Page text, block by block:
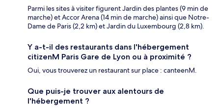
Parmi les sites à visiter figurent Jardin des plantes (9 min de
marche) et Accor Arena (14 min de marche) ainsi que Notre-
Dame de Paris (2,2 km) et Jardin du Luxembourg (2,8 km).
Y a-t-il des restaurants dans l'hébergement
citizenM Paris Gare de Lyon ou à proximité ?
Oui, vous trouverez un restaurant sur place : canteenM.
Que puis-je trouver aux alentours de
l'hébergement ?